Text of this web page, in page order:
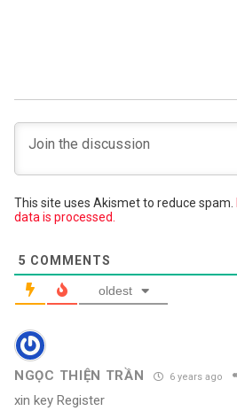
This site uses Akismet to reduce spam.
data is processed.
5 COMMENTS
oldest
NGỌC THIỆN TRẦN 6 years ago
xin key Register